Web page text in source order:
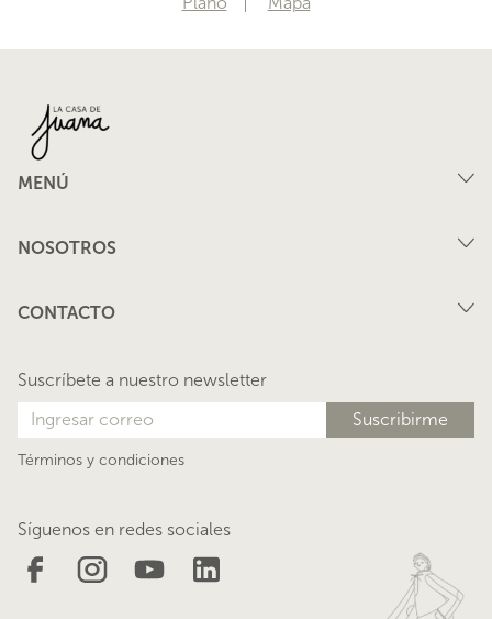
MENÚ
Nosotros
Blog
NOSOTROS
CONTACTO
Suscríbete a nuestro newsletter
Términos y condiciones
Síguenos en redes sociales